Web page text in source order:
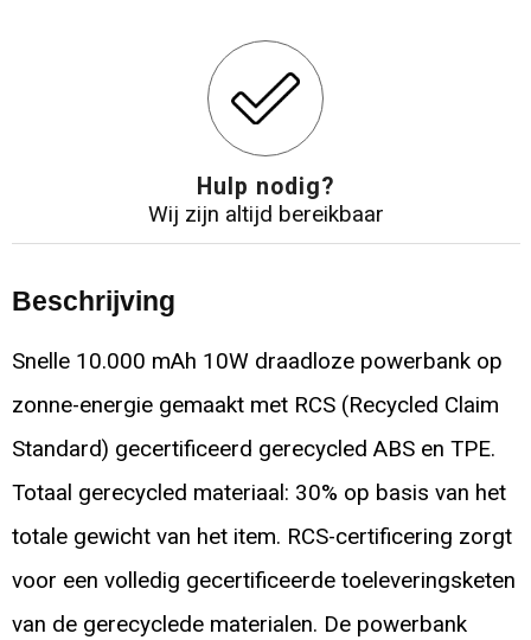
Hulp nodig?
Wij zijn altijd bereikbaar
Beschrijving
Snelle 10.000 mAh 10W draadloze powerbank op
zonne-energie gemaakt met RCS (Recycled Claim
Standard) gecertificeerd gerecycled ABS en TPE.
Totaal gerecycled materiaal: 30% op basis van het
totale gewicht van het item. RCS-certificering zorgt
voor een volledig gecertificeerde toeleveringsketen
van de gerecyclede materialen. De powerbank